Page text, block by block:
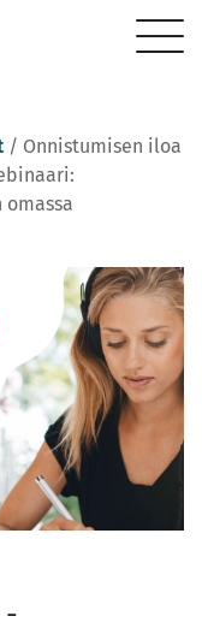
/ Onnistumisen iloa
-